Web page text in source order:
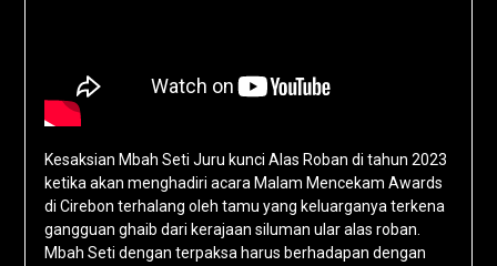
Kesaksian Mbah Seti Juru kunci Alas Roban di tahun 2023
ketika akan menghadiri acara Malam Mencekam Awards
di Cirebon terhalang oleh tamu yang keluarganya terkena
gangguan ghaib dari kerajaan siluman ular alas roban.
Mbah Seti dengan terpaksa harus berhadapan dengan